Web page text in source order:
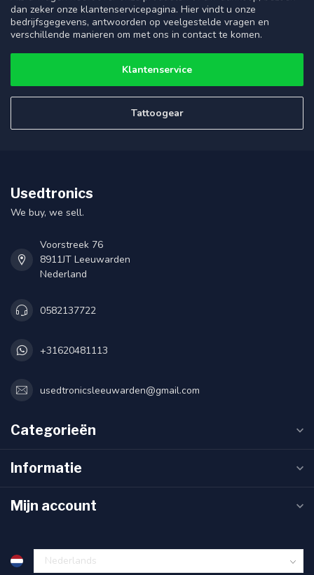
dan zeker onze klantenservicepagina. Hier vindt u onze
bedrijfsgegevens, antwoorden op veelgestelde vragen en
verschillende manieren om met ons in contact te komen.
Klantenservice
Tattoogear
Usedtronics
We buy, we sell.
Voorstreek 76
8911JT Leeuwarden
Nederland
0582137722
+31620481113
usedtronicsleeuwarden@gmail.com
Categorieën
Informatie
Mijn account